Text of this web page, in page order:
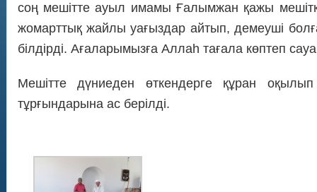
соң мешітте ауыл имамы Ғалымжан қажы
жомарттық жайлы уағыздар айтып, демеуші
білдірді. Ағаларымызға Аллаһ тағала көптеп
Мешітте дүниеден өткендерге құран
тұрғындарына ас берілді.